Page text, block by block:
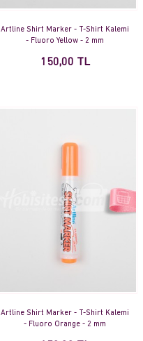
Artline Shirt Marker - T-Shirt Kalemi
- Fluoro Yellow - 2 mm
150,00 TL
Artline Shirt Marker - T-Shirt Kalemi
- Fluoro Orange - 2 mm